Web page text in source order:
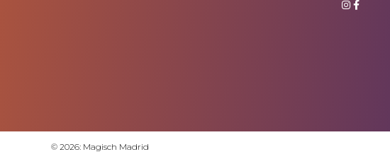
© 2026: Magisch Madrid